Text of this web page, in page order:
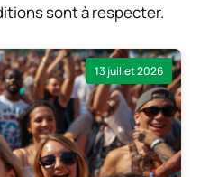
sont à respecter.
13 juillet 2026